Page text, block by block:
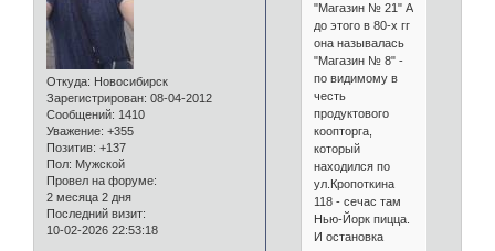
Откуда: Новосибирск
Зарегистрирован: 08-04-2012
Сообщений: 1410
Уважение: +355
Позитив: +137
Пол: Мужской
Провел на форуме:
2 месяца 2 дня
Последний визит:
10-02-2026 22:53:18
"Магазин № 21" А
до этого в 80-х гг
она называлась
"Магазин № 8" -
по видимому в
честь
продуктового
коопторга,
который
находился по
ул.Кропоткина
118 - сечас там
Нью-Йорк пицца.
И остановка